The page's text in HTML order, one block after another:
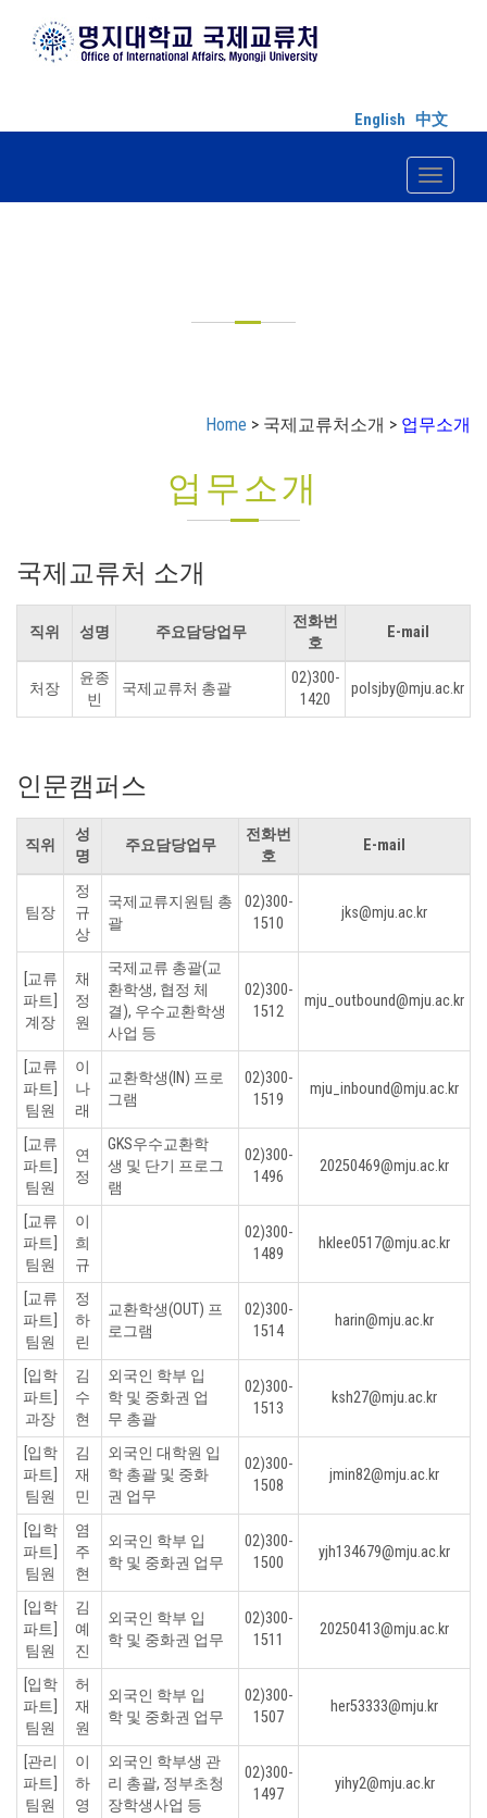
English 中文
Toggle
Home > 국제교류처소개 > 업무소개
업무소개
국제교류처 소개
직위 성명 주요담당업무
전화번
호
E-mail
처장
윤종
빈
국제교류처 총괄
02)300-
1420
polsjby@mju.ac.kr
인문캠퍼스
직위
성
명
주요담당업무
전화번
호
E-mail
팀장
정
규
상
국제교류지원팀 총
괄
02)300-
1510
jks@mju.ac.kr
[교류
파트]
계장
채
정
원
국제교류 총괄(교
환학생, 협정 체
결), 우수교환학생
사업 등
02)300-
1512
mju_outbound@mju.ac.kr
[교류
파트]
팀원
이
나
래
교환학생(IN) 프로
그램
02)300-
1519
mju_inbound@mju.ac.kr
[교류
파트]
팀원
연
정
GKS우수교환학
생 및 단기 프로그
램
02)300-
1496
20250469@mju.ac.kr
[교류
파트]
팀원
이
희
규
02)300-
1489
hklee0517@mju.ac.kr
[교류
파트]
팀원
정
하
린
교환학생(OUT) 프
로그램
02)300-
1514
harin@mju.ac.kr
[입학
파트]
과장
김
수
현
외국인 학부 입
학 및 중화권 업
무 총괄
02)300-
1513
ksh27@mju.ac.kr
[입학
파트]
팀원
김
재
민
외국인 대학원 입
학 총괄 및 중화
권 업무
02)300-
1508
jmin82@mju.ac.kr
[입학
파트]
팀원
염
주
현
외국인 학부 입
학 및 중화권 업무
02)300-
1500
yjh134679@mju.ac.kr
[입학
파트]
팀원
김
예
진
외국인 학부 입
학 및 중화권 업무
02)300-
1511
20250413@mju.ac.kr
[입학
파트]
팀원
허
재
원
외국인 학부 입
학 및 중화권 업무
02)300-
1507
her53333@mju.kr
[관리
파트]
팀원
이
하
영
외국인 학부생 관
리 총괄, 정부초청
장학생사업 등
02)300-
1497
yihy2@mju.ac.kr